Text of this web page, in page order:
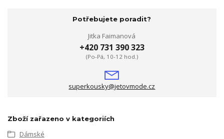
Potřebujete poradit?
Jitka Faimanová
+420 731 390 323
(Po-Pá, 10-12 hod.)
superkousky@jetovmode.cz
Zboží zařazeno v kategoriích
Dámské